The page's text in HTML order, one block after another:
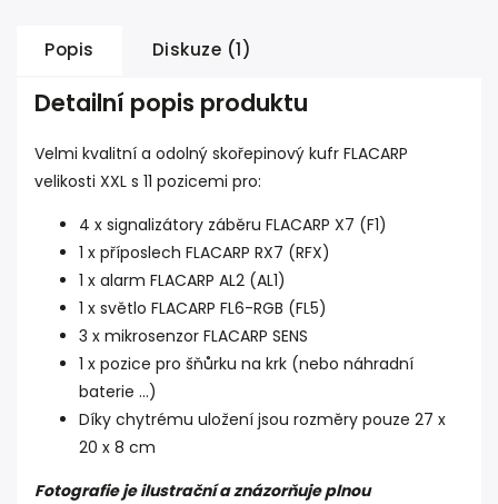
Popis Diskuze (1)
Detailní popis produktu
Velmi kvalitní a odolný skořepinový kufr FLACARP
velikosti XXL s 11 pozicemi pro:
4 x signalizátory záběru FLACARP X7 (F1)
1 x příposlech FLACARP RX7 (RFX)
1 x alarm FLACARP AL2 (AL1)
1 x světlo FLACARP FL6-RGB (FL5)
3 x mikrosenzor FLACARP SENS
1 x pozice pro šňůrku na krk (nebo náhradní
baterie ...)
Díky chytrému uložení jsou rozměry pouze 27 x
20 x 8 cm
Fotografie je ilustrační a znázorňuje plnou